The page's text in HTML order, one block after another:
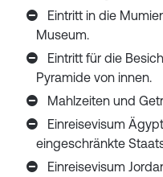
Eintritt in die
Museum.
Eintritt für die
Pyramide von innen.
Mahlzeiten und
Einreisevisum
eingeschränkte
Einreisevisum